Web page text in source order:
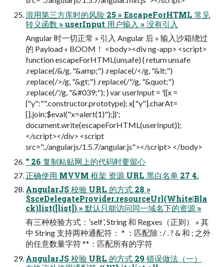
混用第三方库时的风险 25 » EscapeForHTML 常见
转义函数 » userInput 用户输入 » 没有引入
Angular 时一切正常 » 引入 Angular 后 » 输入沙箱绕过
的 Payload » BOOM！ <body><div ng-app> <script>
function escapeForHTML(unsafe) { return unsafe
.replace(/&/g, "&amp;") .replace(/</g, "&lt;")
.replace(/>/g, "&gt;") .replace(/"/g, "&quot;")
.replace(/'/g, "&#039;"); } var userInput = '{{x =
{"y":"".constructor.prototype}; x["y"].charAt=
[].join;$eval("x=alert(1)");}}';
document.write(escapeForHTML(userInput));
</script></div> <script
src="../angularjs/1.5.7/angular.js"></script> </body>
“ 26 复制粘贴网上的代码时要留心
正确使用 MVVM 框架 资源 URL 黑白名单 27 4.
AngularJS 校验 URL 的方式 28 »
$sceDelegateProvider.resourceUrl(White|Bla
ck)list([list]) » 默认只能访问同一域名下的资源 »
有三种校验方式：’self’, String 和 Regxes（正则） » 其
中 String 支持两种通配符： * ：匹配除 : / . ? & 和 ; 之外
的任意数量字符 **：匹配所有的字符
AngularJS 校验 URL 的方式 29 错误做法（一）